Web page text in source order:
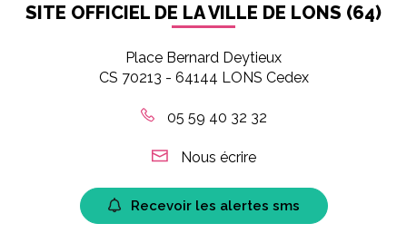
SITE OFFICIEL DE LA VILLE DE LONS (64)
Place Bernard Deytieux
CS 70213 - 64144 LONS Cedex
05 59 40 32 32
Nous écrire
Recevoir les alertes sms